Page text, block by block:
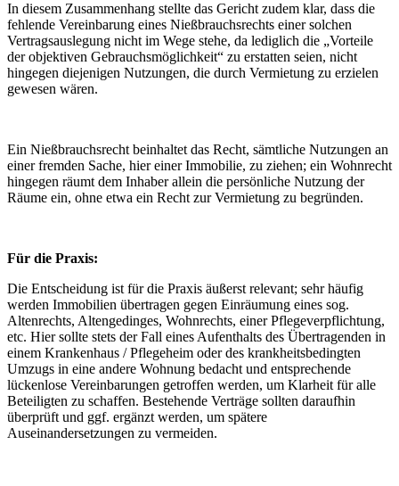
In diesem Zusammenhang stellte das Gericht zudem klar, dass die
fehlende Vereinbarung eines Nießbrauchsrechts einer solchen
Vertragsauslegung nicht im Wege stehe, da lediglich die „Vorteile
der objektiven Gebrauchsmöglichkeit“ zu erstatten seien, nicht
hingegen diejenigen Nutzungen, die durch Vermietung zu erzielen
gewesen wären.
Ein Nießbrauchsrecht beinhaltet das Recht, sämtliche Nutzungen an
einer fremden Sache, hier einer Immobilie, zu ziehen; ein Wohnrecht
hingegen räumt dem Inhaber allein die persönliche Nutzung der
Räume ein, ohne etwa ein Recht zur Vermietung zu begründen.
Für die Praxis:
Die Entscheidung ist für die Praxis äußerst relevant; sehr häufig
werden Immobilien übertragen gegen Einräumung eines sog.
Altenrechts, Altengedinges, Wohnrechts, einer Pflegeverpflichtung,
etc. Hier sollte stets der Fall eines Aufenthalts des Übertragenden in
einem Krankenhaus / Pflegeheim oder des krankheitsbedingten
Umzugs in eine andere Wohnung bedacht und entsprechende
lückenlose Vereinbarungen getroffen werden, um Klarheit für alle
Beteiligten zu schaffen. Bestehende Verträge sollten daraufhin
überprüft und ggf. ergänzt werden, um spätere
Auseinandersetzungen zu vermeiden.